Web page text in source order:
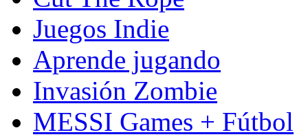
Juegos Indie
Aprende jugando
Invasión Zombie
MESSI Games + Fútbol